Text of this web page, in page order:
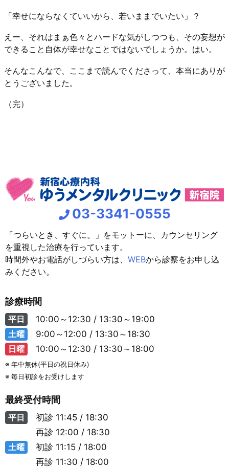
「幸せにならなくていいから、若いままでいたい」？
えー、それはまぁ色々とハードな気がしつつも、その妄想が
できること自体が幸せなことではないでしょうか。はい。
そんなこんなで、ここまで読んでくださって、本当にありが
とうございました。
（完）
03-3341-0555
「つらいとき、すぐに。」をモットーに、カウンセリング
を重視した治療を行っています。
時間外やお電話がしづらい方は、 WEBから診察をお申し込
みください。
診療時間
平日
10:00～12:30 / 13:30～19:00
土曜
9:00～12:00 / 13:30～18:30
日曜
10:00～12:30 / 13:30～18:00
※ 年中無休(平日の祝日休み)
※ 毎日初診をお受けします
最終受付時間
平日 初診 11:45 / 18:30
再診 12:00 / 18:30
土曜
初診 11:15 / 18:00
再診 11:30 / 18:00